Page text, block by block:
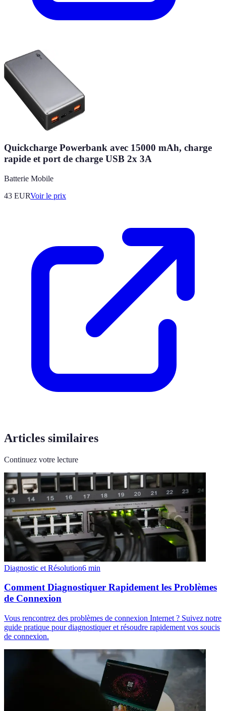
Quickcharge Powerbank avec 15000 mAh, charge
rapide et port de charge USB 2x 3A
Batterie Mobile
43 EURVoir le prix
Articles similaires
Continuez votre lecture
Diagnostic et Résolution6 min
Comment Diagnostiquer Rapidement les Problèmes
de Connexion
Vous rencontrez des problèmes de connexion Internet ? Suivez notre
guide pratique pour diagnostiquer et résoudre rapidement vos soucis
de connexion.